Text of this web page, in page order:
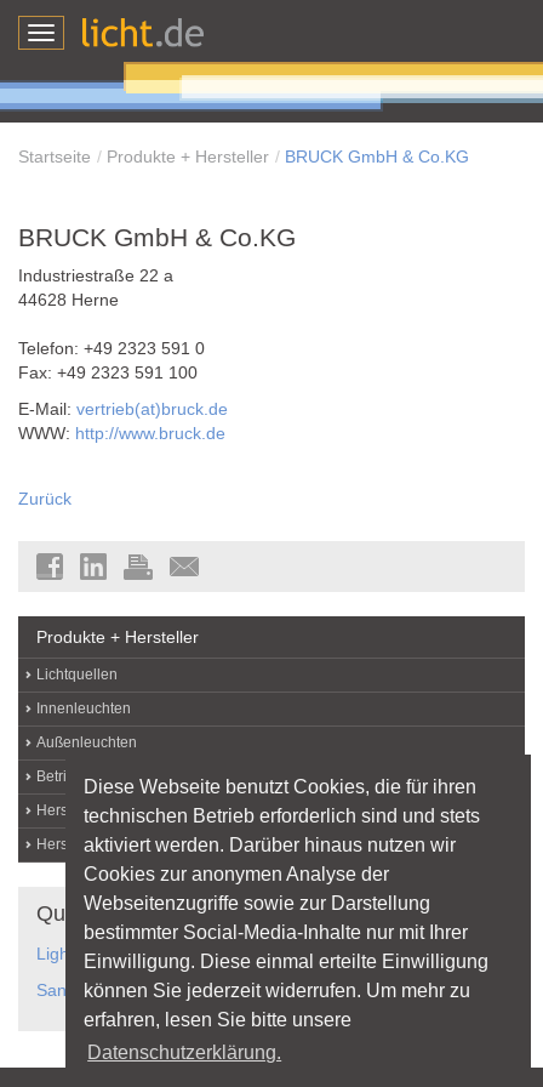
Toggle
Startseite Produkte + Hersteller BRUCK GmbH & Co.KG
BRUCK GmbH & Co.KG
Industriestraße 22 a
44628 Herne
Telefon: +49 2323 591 0
Fax: +49 2323 591 100
E-Mail: vertrieb(at)bruck.de
WWW: http://www.bruck.de
Zurück
Produkte + Hersteller
Lichtquellen
Innenleuchten
Außenleuchten
Betriebs- und Messgeräte
Hersteller von A bis Z
Hersteller-Login
Quicklinks
Light as a Service
Sanierung
Diese Webseite benutzt Cookies, die für ihren
technischen Betrieb erforderlich sind und stets
aktiviert werden. Darüber hinaus nutzen wir
Cookies zur anonymen Analyse der
Webseitenzugriffe sowie zur Darstellung
bestimmter Social-Media-Inhalte nur mit Ihrer
Einwilligung. Diese einmal erteilte Einwilligung
können Sie jederzeit widerrufen. Um mehr zu
erfahren, lesen Sie bitte unsere
Datenschutzerklärung.